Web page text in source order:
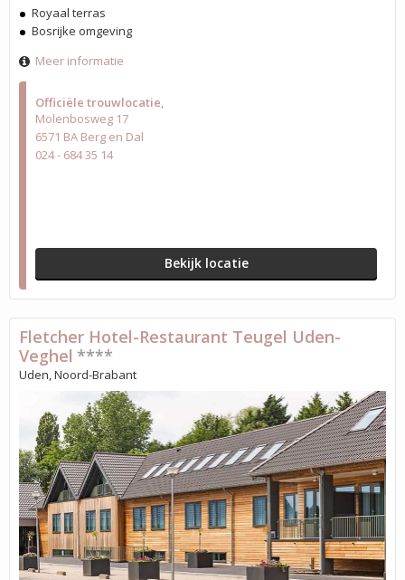
Officiële trouwlocatie
Molenbosweg 17
6571 BA Berg en Dal
024 - 684 35 14
Bekijk locatie
Royaal terras
Bosrijke omgeving
Meer informatie
Fletcher Hotel-Restaurant Teugel Uden-
Veghel ****
Uden, Noord-Brabant